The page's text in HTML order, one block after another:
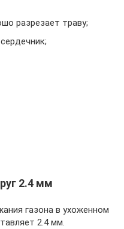
разрезает траву;
2.4 мм
газона в ухоженном
2.4 мм.